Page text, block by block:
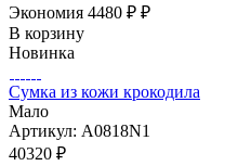
Экономия 4480 ₽ ₽
В корзину
Новинка
Сумка из кожи крокодила
Мало
Артикул: A0818N1
40320 ₽